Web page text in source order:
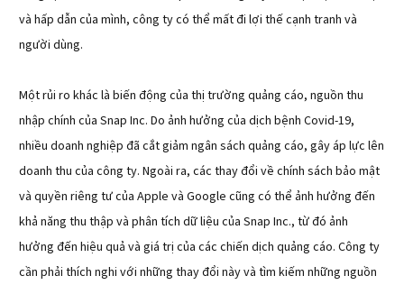
và hấp dẫn của mình, công ty có thể mất đi lợi thế cạnh tranh và
người dùng.
Một rủi ro khác là biến động của thị trường quảng cáo, nguồn thu
nhập chính của Snap Inc. Do ảnh hưởng của dịch bệnh Covid-19,
nhiều doanh nghiệp đã cắt giảm ngân sách quảng cáo, gây áp lực lên
doanh thu của công ty. Ngoài ra, các thay đổi về chính sách bảo mật
và quyền riêng tư của Apple và Google cũng có thể ảnh hưởng đến
khả năng thu thập và phân tích dữ liệu của Snap Inc., từ đó ảnh
hưởng đến hiệu quả và giá trị của các chiến dịch quảng cáo. Công ty
cần phải thích nghi với những thay đổi này và tìm kiếm những nguồn